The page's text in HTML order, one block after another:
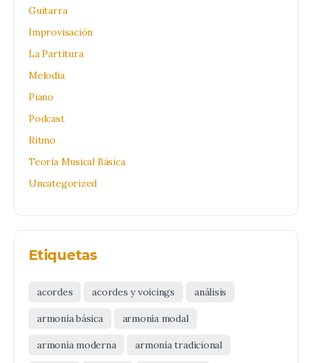
Guitarra
Improvisación
La Partitura
Melodía
Piano
Podcast
Ritmo
Teoría Musical Básica
Uncategorized
Etiquetas
acordes acordes y voicings análisis
armonía básica armonía modal
armonía moderna armonía tradicional